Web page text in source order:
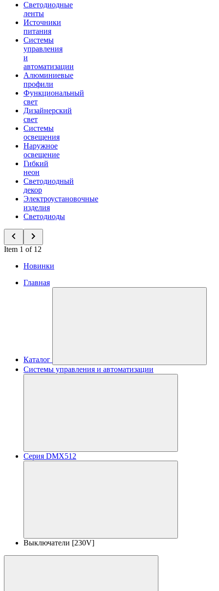
Светодиодные
ленты
Источники
питания
Системы
управления
и
автоматизации
Алюминиевые
профили
Функциональный
свет
Дизайнерский
свет
Системы
освещения
Наружное
освещение
Гибкий
неон
Светодиодный
декор
Электроустановочные
изделия
Светодиоды
Item 1 of 12
Новинки
Главная
Каталог
Системы управления и автоматизации
Серия DMX512
Выключатели [230V]